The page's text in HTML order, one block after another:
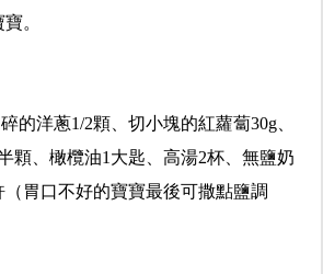
。
的洋蔥1/2顆、切小塊的紅蘿蔔30g、
顆、橄欖油1大匙、高湯2杯、無鹽奶
胃口不好的寶寶最後可撒點鹽調